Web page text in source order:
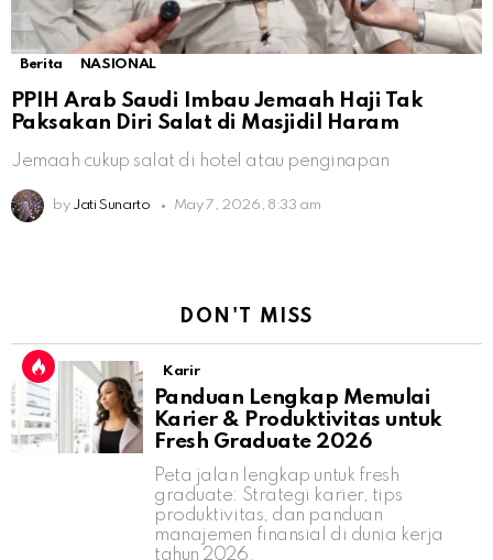
Berita NASIONAL
PPIH Arab Saudi Imbau Jemaah Haji Tak
Paksakan Diri Salat di Masjidil Haram
Jemaah cukup salat di hotel atau penginapan
by Jati Sunarto May 7, 2026, 8:33 am
DON'T MISS
Karir
Panduan Lengkap Memulai
Karier & Produktivitas untuk
Fresh Graduate 2026
Peta jalan lengkap untuk fresh
graduate: Strategi karier, tips
produktivitas, dan panduan
manajemen finansial di dunia kerja
tahun 2026.